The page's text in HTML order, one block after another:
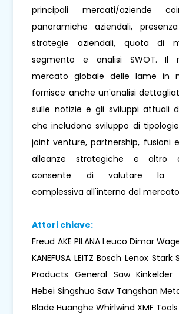
principali mercati/aziende
panoramiche aziendali,
strategie aziendali, quota di
segmento e analisi SWOT. Il
mercato globale delle lame in
fornisce anche un'analisi
sulle notizie e gli sviluppi attuali
che includono sviluppo di
joint venture, partnership, fusioni
alleanze strategiche e altro
consente di valutare la
complessiva all'interno del
Attori chiave:
Freud AKE PILANA Leuco Dimar
KANEFUSA LEITZ Bosch Lenox
Products General Saw Kinkelder
Hebei Singshuo Saw Tangshan
Blade Huanghe Whirlwind XMF Tools